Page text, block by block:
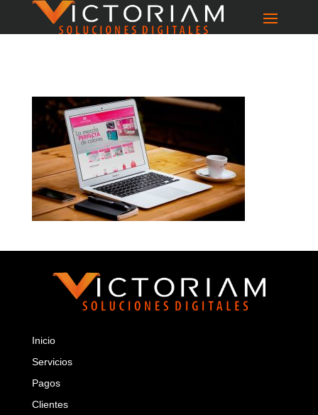
Inicio
Servicios
Pagos
Clientes